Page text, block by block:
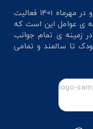
مگ فود در آذر ماه 1400 ایجاد شده و در مهرماه 1401 فعالیت
ی عوامل این است که
زمینه ی تمام جوانب
تا سالمند و تمامی